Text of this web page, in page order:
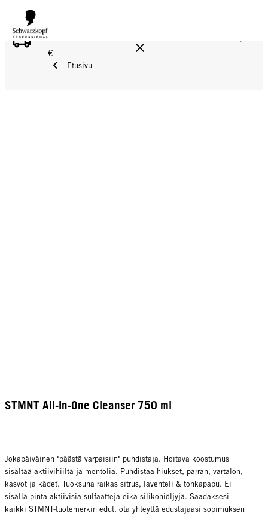
ILMAINEN TOIMITUS YLI 160 € TILAUKSIIN!
€
Etusivu
STMNT All-In-One Cleanser 750 ml
Jokapäiväinen "päästä varpaisiin" puhdistaja. Hoitava koostumus
sisältää aktiivihiiltä ja mentolia. Puhdistaa hiukset, parran, vartalon,
kasvot ja kädet. Tuoksuna raikas sitrus, laventeli & tonkapapu. Ei
sisällä pinta-aktiivisia sulfaatteja eikä silikoniöljyjä. Saadaksesi
kaikki STMNT-tuotemerkin edut, ota yhteyttä edustajaasi sopimuksen